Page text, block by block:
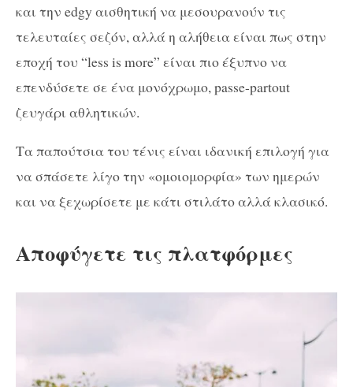
και την edgy αισθητική να μεσουρανούν τις
τελευταίες σεζόν, αλλά η αλήθεια είναι πως στην
εποχή του “less is more” είναι πιο έξυπνο να
επενδύσετε σε ένα μονόχρωμο, passe-partout
ζευγάρι αθλητικών.
Τα παπούτσια του τένις είναι ιδανική επιλογή για
να σπάσετε λίγο την «ομοιομορφία» των ημερών
και να ξεχωρίσετε με κάτι στιλάτο αλλά κλασικό.
Αποφύγετε τις πλατφόρμες